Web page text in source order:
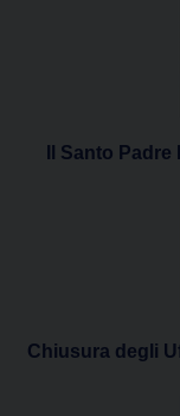
Il Santo
Chiusura degli